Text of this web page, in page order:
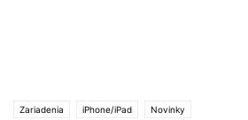
Zariadenia iPhone/iPad Novinky